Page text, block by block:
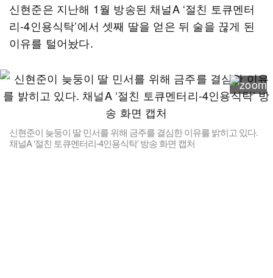
신현준은 지난해 1월 방송된 채널A ‘절친 토큐멘터
리-4인용식탁’에서 셋째 딸을 얻은 뒤 술을 끊게 된
이유를 털어놨다.
신현준이 늦둥이 딸 민서를 위해 금주를 결심한 이유를 밝히고 있다.
채널A ‘절친 토큐멘터리-4인용식탁’ 방송 화면 캡처